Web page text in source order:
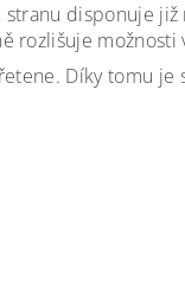
disponuje
rozlišuje možnosti
Díky tomu